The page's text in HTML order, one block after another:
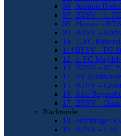
06 | Arminia
07 | BTSV – 1.
08 | Hannoi –
09 | BTSV –
10 | 1. FC
11 | BTSV – FC
12 | 1. FC
13 | BTSV – SC
14 | SV
15 | BTSV –
16 | Jahn
17 | BTSV –
Rückrunde
18 | Hamburger
19 | BTSV –